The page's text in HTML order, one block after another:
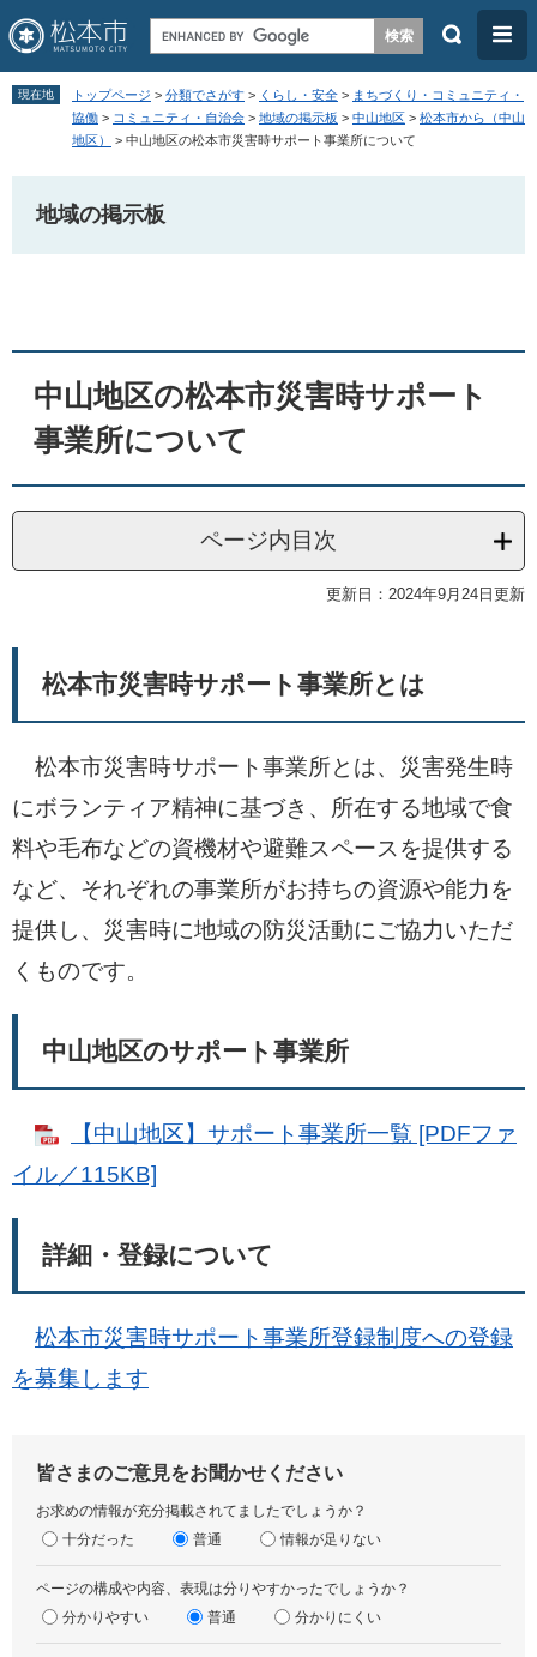
ペ
頭
。
メ
飛
て
検
メ
ニ
ュ
ー
現在地 トップページ > 分類でさがす > くらし・安全 > まちづくり・コミュニティ・
協働 > コミュニティ・自治会 > 地域の掲示板 > 中山地区 > 松本市から（中山
地区）
> 中山地区の松本市災害時サポート事業所について
地域の掲示板
中山地区の松本市災害時サポート
事業所について
ページ内目次
更新日：2024年9月24日更新
松本市災害時サポート事業所とは
松本市災害時サポート事業所とは、災害発生時
にボランティア精神に基づき、所在する地域で食
料や毛布などの資機材や避難スペースを提供する
など、それぞれの事業所がお持ちの資源や能力を
提供し、災害時に地域の防災活動にご協力いただ
くものです。
中山地区のサポート事業所
【中山地区】サポート事業所一覧 [PDFファ
イル／115KB]
詳細・登録について
松本市災害時サポート事業所登録制度への登録
を募集します
皆さまのご意見をお聞かせください
お求めの情報が充分掲載されてましたでしょうか？
十分だった
普通 情報が足りない
ページの構成や内容、表現は分りやすかったでしょうか？
分かりやすい
普通 分かりにくい